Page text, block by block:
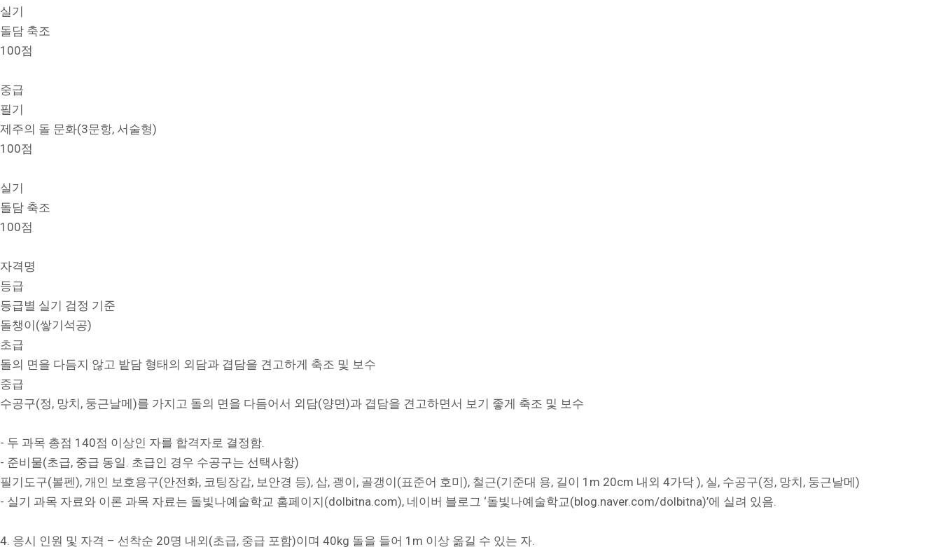
실기
돌담 축조
100점
중급
필기
제주의 돌 문화(3문항, 서술형)
100점
실기
돌담 축조
100점
자격명
등급
등급별 실기 검정 기준
돌챙이(쌓기석공)
초급
돌의 면을 다듬지 않고 밭담 형태의 외담과 겹담을 견고하게 축조 및 보수
중급
수공구(정, 망치, 둥근날메)를 가지고 돌의 면을 다듬어서 외담(양면)과 겹담을 견고하면서 보기 좋게 축조 및 보수
- 두 과목 총점 140점 이상인 자를 합격자로 결정함.
- 준비물(초급, 중급 동일. 초급인 경우 수공구는 선택사항)
필기도구(볼펜), 개인 보호용구(안전화, 코팅장갑, 보안경 등), 삽, 괭이, 골갱이(표준어 호미), 철근(기준대 용, 길이 1m 20cm 내외 4가닥 ), 실, 수공구(정, 망치, 둥근날메)
- 실기 과목 자료와 이론 과목 자료는 돌빛나예술학교 홈페이지(dolbitna.com), 네이버 블로그 ‘돌빛나예술학교(blog.naver.com/dolbitna)’에 실려 있음.
4. 응시 인원 및 자격 – 선착순 20명 내외(초급, 중급 포함)이며 40kg 돌을 들어 1m 이상 옮길 수 있는 자.